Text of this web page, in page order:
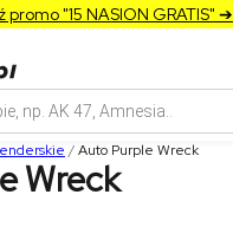
promo "15 NASION GRATIS" ➔
/Auto Purple Wreck
Wreck